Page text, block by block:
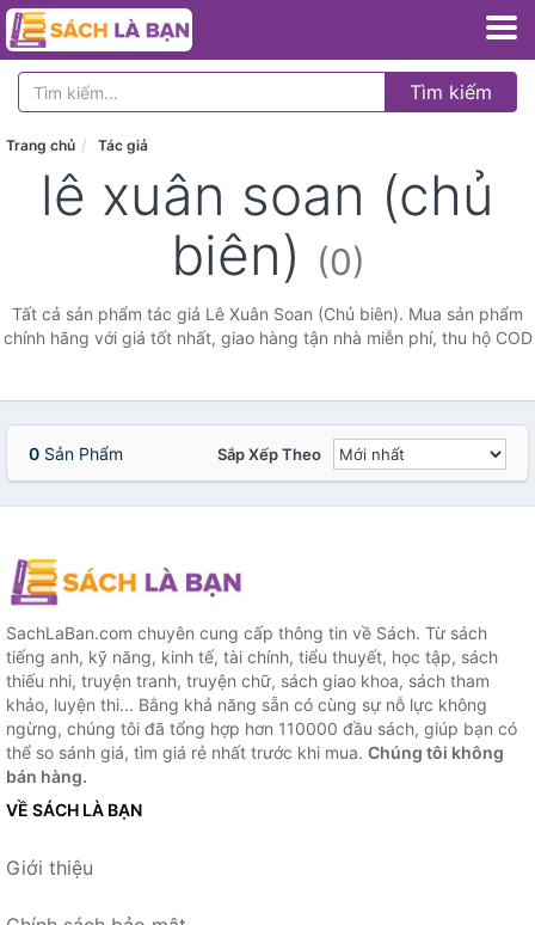
Tìm kiếm
Trang chủ Tác giả
lê xuân soan (chủ
biên) (0)
Tất cả sản phẩm tác giả Lê Xuân Soan (Chủ biên). Mua sản phẩm
chính hãng với giá tốt nhất, giao hàng tận nhà miễn phí, thu hộ COD
0 Sản Phẩm Sắp Xếp Theo
SachLaBan.com chuyên cung cấp thông tin về Sách. Từ sách
tiếng anh, kỹ năng, kinh tế, tài chính, tiểu thuyết, học tập, sách
thiếu nhi, truyện tranh, truyện chữ, sách giao khoa, sách tham
khảo, luyện thi... Bằng khả năng sẵn có cùng sự nỗ lực không
ngừng, chúng tôi đã tổng hợp hơn 110000 đầu sách, giúp bạn có
thể so sánh giá, tìm giá rẻ nhất trước khi mua. Chúng tôi không
bán hàng.
VỀ SÁCH LÀ BẠN
Giới thiệu